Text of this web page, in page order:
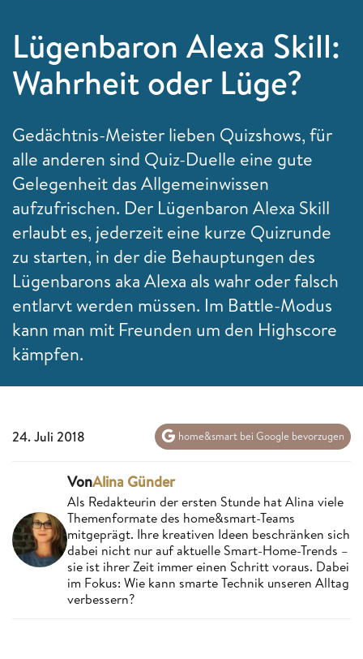
Lügenbaron Alexa Skill:
Wahrheit oder Lüge?
Gedächtnis-Meister lieben Quizshows, für
alle anderen sind Quiz-Duelle eine gute
Gelegenheit das Allgemeinwissen
aufzufrischen. Der Lügenbaron Alexa Skill
erlaubt es, jederzeit eine kurze Quizrunde
zu starten, in der die Behauptungen des
Lügenbarons aka Alexa als wahr oder falsch
entlarvt werden müssen. Im Battle-Modus
kann man mit Freunden um den Highscore
kämpfen.
24. Juli 2018 home&smart bei Google bevorzugen
VonAlina Günder
Als Redakteurin der ersten Stunde hat Alina viele
Themenformate des home&smart-Teams
mitgeprägt. Ihre kreativen Ideen beschränken sich
dabei nicht nur auf aktuelle Smart-Home-Trends –
sie ist ihrer Zeit immer einen Schritt voraus. Dabei
im Fokus: Wie kann smarte Technik unseren Alltag
verbessern?